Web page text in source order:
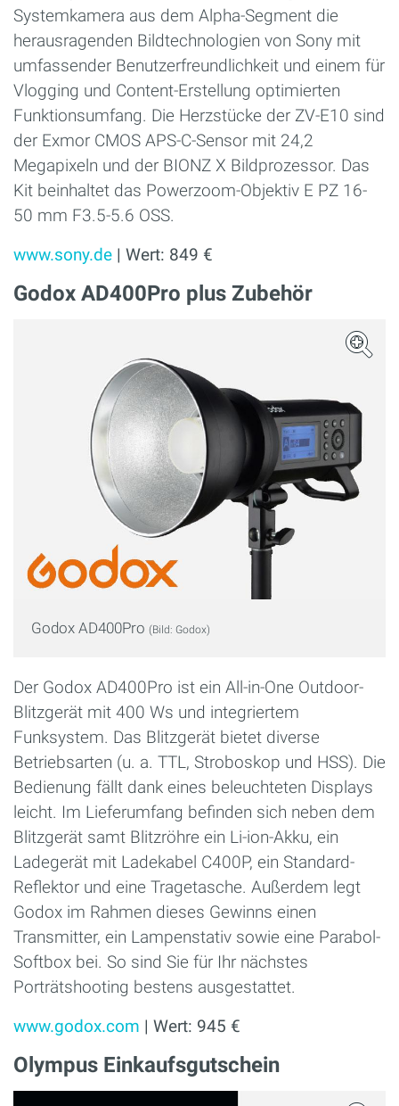
Systemkamera aus dem Alpha-Segment die
herausragenden Bildtechnologien von Sony mit
umfassender Benutzerfreundlichkeit und einem für
Vlogging und Content-Erstellung optimierten
Funktionsumfang. Die Herzstücke der ZV-E10 sind
der Exmor CMOS APS-C-Sensor mit 24,2
Megapixeln und der BIONZ X Bildprozessor. Das
Kit beinhaltet das Powerzoom-Objektiv E PZ 16-
50 mm F3.5-5.6 OSS.
www.sony.de | Wert: 849 €
Godox AD400Pro plus Zubehör
Godox AD400Pro (Bild: Godox)
Der Godox AD400Pro ist ein All-in-One Outdoor-
Blitzgerät mit 400 Ws und integriertem
Funksystem. Das Blitzgerät bietet diverse
Betriebsarten (u. a. TTL, Stroboskop und HSS). Die
Bedienung fällt dank eines beleuchteten Displays
leicht. Im Lieferumfang befinden sich neben dem
Blitzgerät samt Blitzröhre ein Li-ion-Akku, ein
Ladegerät mit Ladekabel C400P, ein Standard-
Reflektor und eine Tragetasche. Außerdem legt
Godox im Rahmen dieses Gewinns einen
Transmitter, ein Lampenstativ sowie eine Parabol-
Softbox bei. So sind Sie für Ihr nächstes
Porträtshooting bestens ausgestattet.
www.godox.com | Wert: 945 €
Olympus Einkaufsgutschein